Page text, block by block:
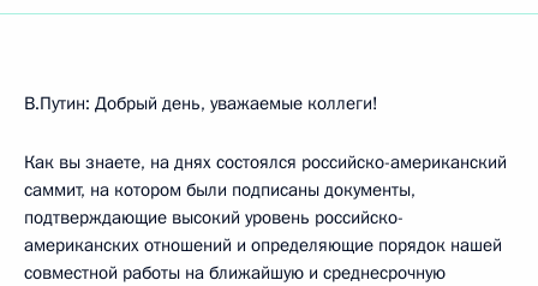
В.Путин: Добрый день, уважаемые коллеги!
Как вы знаете, на днях состоялся российско-американский
саммит, на котором были подписаны документы,
подтверждающие высокий уровень российско-
американских отношений и определяющие порядок нашей
совместной работы на ближайшую и среднесрочную